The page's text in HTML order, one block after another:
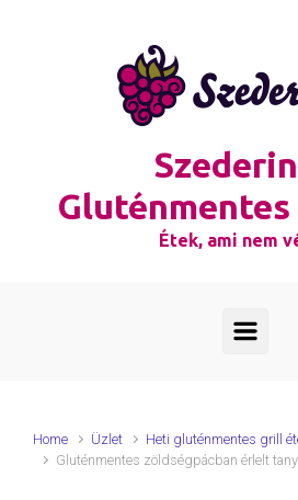
Étek, ami nem
Home Üzlet
Heti gluténmentes grill
Gluténmentes zöldségpácban érlelt